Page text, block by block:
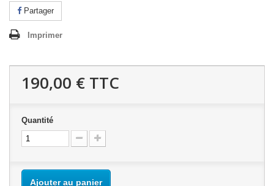
Partager
Imprimer
190,00 € TTC
Quantité
Ajouter au panier